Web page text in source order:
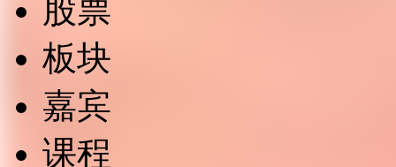
股票
板块
嘉宾
课程